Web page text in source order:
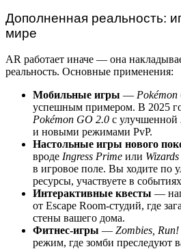
Дополненная реальность:
мире
AR работает иначе — она
реальность. Основные применения:
Мобильные игры — Pokémon
успешным примером. В 2025
Pokémon GO 2.0 с
и новыми режимами PvP.
Настольные игры нового
вроде Ingress Prime или
в игровое поле. Вы ходите по
ресурсы, участвуете в
Интерактивные квесты —
от Escape Room-студий, где
стены вашего дома.
Фитнес-игры — Zombies, Run!
режим, где зомби преследуют